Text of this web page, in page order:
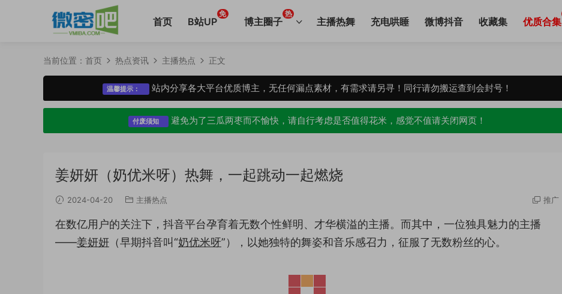
首页 B站UP
免
博主圈子
热
主播热舞 充电哄睡 微博抖音 收藏集 优质合集
当前位置： 首页 热点资讯 主播热点 正文
温馨提示： 站内分享各大平台优质博主，无任何漏点素材，有需求请另寻！同行请勿搬运查到会封号！
付废须知 避免为了三瓜两枣而不愉快，请自行考虑是否值得花米，感觉不值请关闭网页！
姜妍妍（奶优米呀）热舞，一起跳动一起燃烧
2024-04-20 主播热点 推广
在数亿用户的关注下，抖音平台孕育着无数个性鲜明、才华横溢的主播。而其中，一位独具魅力的主播
——姜妍妍 （早期抖音叫“奶优米呀”），以她独特的舞姿和音乐感召力，征服了无数粉丝的心。